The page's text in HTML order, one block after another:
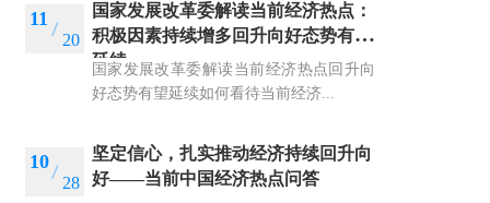
11
20
国家发展改革委解读当前经济热点：
积极因素持续增多回升向好态势有望
延续
国家发展改革委解读当前经济热点回升向
好态势有望延续如何看待当前经济...
10
28
坚定信心，扎实推动经济持续回升向
好——当前中国经济热点问答